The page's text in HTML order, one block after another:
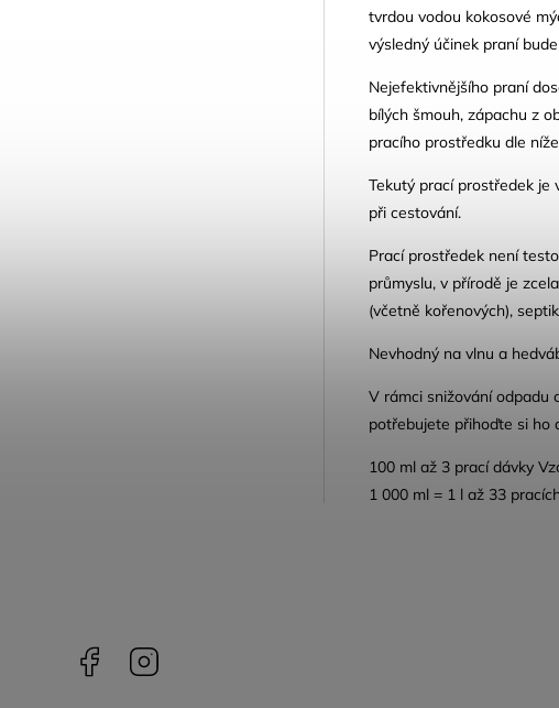
tvrdou vodou kokosové
výsledný účinek praní
Nejefektivnějšího praní
bílých šmouh, zápachu z
pracího prostředku dle
Tekutý prací prostředek je
při cestování.
Prací prostředek není
průmyslu, v přírodě je
(včetně kořenových),
Nevhodný na vlnu a
V rámci snižování odpadu
potřebujete přihoďte si ho
100 ml až 3 prací dávky
1 000 ml = 1 l až 33
Facebook